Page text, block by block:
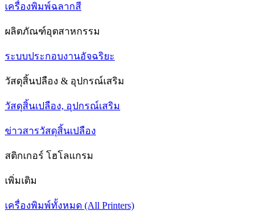
เครื่องพิมพ์ฉลากสี
ผลิตภัณฑ์อุตสาหกรรม
ระบบประกอบงานอัจฉริยะ
วัสดุสิ้นปลือง & อุปกรณ์เสริม
วัสดุสิ้นเปลือง, อุปกรณ์เสริม
ข่าวสารวัสดุสิ้นเปลือง
สติกเกอร์ โฮโลแกรม
เพิ่มเติม
เครื่องพิมพ์ทั้งหมด (All Printers)